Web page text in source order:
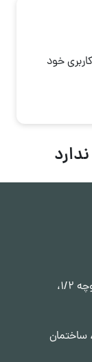
خود
شیراز، بلوار آفرینش، خیابان جاوید، انتهای کوچه 1/2،
ساختمان